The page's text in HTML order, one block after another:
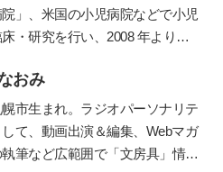
」、米国の小児病院などで小児
・研究を行い、2008 年より現
園の園医、小・中学校の校医も
おみ
市生まれ。ラジオパーソナリテ
して、動画出演＆編集、Webマガ
筆など広範囲で「文房具」情報